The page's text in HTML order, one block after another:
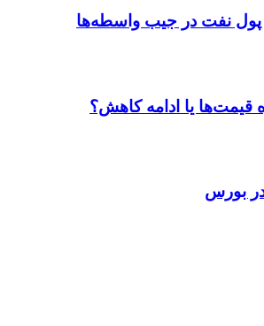
پول نفت در جیب واسطه‌ها
قیمت‌ها یا ادامه کاهش؟
بورس